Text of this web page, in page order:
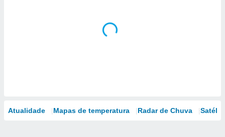
Atualidade Mapas de temperatura Radar de Chuva